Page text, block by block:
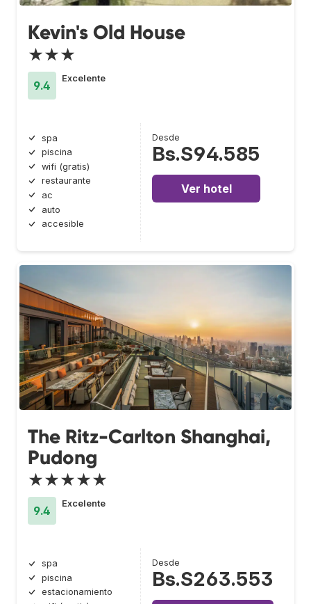
Kevin's Old House
★★★
9.4
Excelente
spa
piscina
wifi (gratis)
restaurante
ac
auto
accesible
Desde
Bs.S94.585
Ver hotel
The Ritz-Carlton Shanghai,
Pudong
★★★★★
9.4
Excelente
spa
piscina
estacionamiento
Desde
Bs.S263.553